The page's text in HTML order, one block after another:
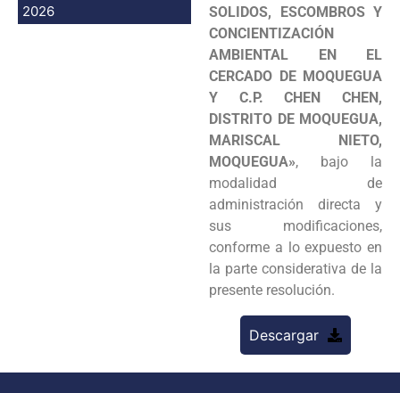
2026
SOLIDOS, ESCOMBROS Y
CONCIENTIZACIÓN
AMBIENTAL EN EL
CERCADO DE MOQUEGUA
Y C.P. CHEN CHEN,
DISTRITO DE MOQUEGUA,
MARISCAL NIETO,
MOQUEGUA», bajo la
modalidad de
administración directa y
sus modificaciones,
conforme a lo expuesto en
la parte considerativa de la
presente resolución.
Descargar